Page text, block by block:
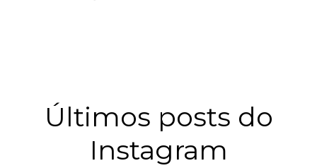
Últimos posts do
Instagram